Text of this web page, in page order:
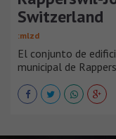
Switzerland
:mlzd
El conjunto de
municipal de